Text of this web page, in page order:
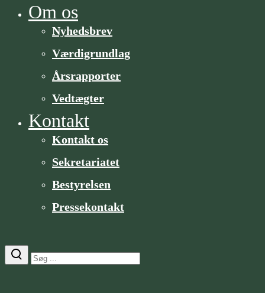
Om os
Nyhedsbrev
Værdigrundlag
Årsrapporter
Vedtægter
Kontakt
Kontakt os
Sekretariatet
Bestyrelsen
Pressekontakt